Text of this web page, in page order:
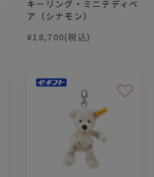
キーリング・ミニテディベ
ア（シナモン）
¥18,700(税込)